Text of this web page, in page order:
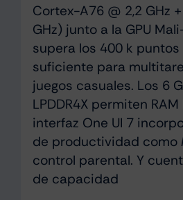
Cortex-A76 @ 2,2 GHz
GHz) junto a la GPU
supera los 400 k puntos
suficiente para
juegos casuales. Los 6
LPDDR4X permiten
interfaz One UI 7
de productividad como
control parental. Y
de capacidad